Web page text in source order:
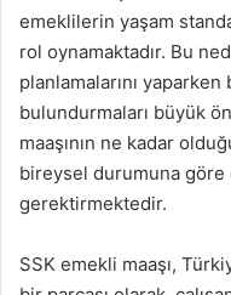
emeklilerin yaşam
rol oynamaktadır. Bu
planlamalarını
bulundurmaları büyük
maaşının ne kadar
bireysel durumuna
gerektirmektedir.
SSK emekli maaşı,